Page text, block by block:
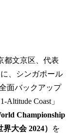
都文京区、代表
、シンガポール
面バックアップ
Coast」
Championship
大会 2024）
を